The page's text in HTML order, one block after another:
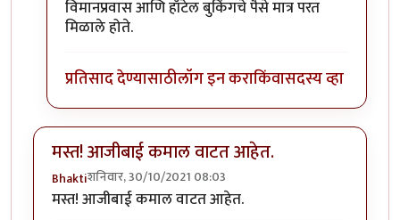
विमानप्रवास आणि हॉटेल बुकिंगचे पैसे मात्र परत
मिळाले होते.
प्रतिसाद देण्यासाठीलॉग इन कराकिंवासदस्य व्हा
मस्त! आजीबाई कमाल वाटत आहेत.
Bhaktiशनिवार, 30/10/2021 08:03
मस्त! आजीबाई कमाल वाटत आहेत.